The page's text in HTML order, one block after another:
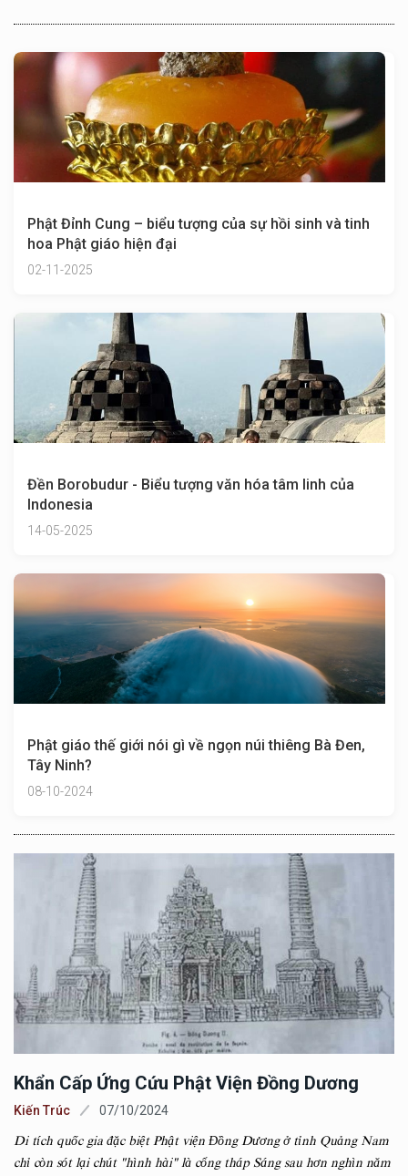
Phật Đỉnh Cung – biểu tượng của sự hồi sinh và tinh
hoa Phật giáo hiện đại
02-11-2025
Đền Borobudur - Biểu tượng văn hóa tâm linh của
Indonesia
14-05-2025
Phật giáo thế giới nói gì về ngọn núi thiêng Bà Đen,
Tây Ninh?
08-10-2024
Khẩn Cấp Ứng Cứu Phật Viện Đồng Dương
Kiến Trúc 07/10/2024
Di tích quốc gia đặc biệt Phật viện Đồng Dương ở tỉnh Quảng Nam
chỉ còn sót lại chút "hình hài" là cổng tháp Sáng sau hơn nghìn năm